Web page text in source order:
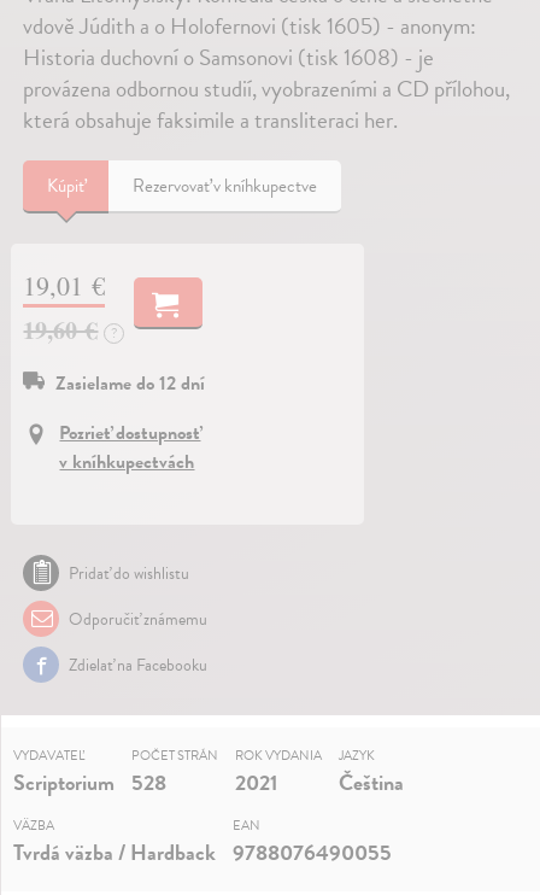
vdově Júdith a o Holofernovi (tisk 1605) - anonym:
Historia duchovní o Samsonovi (tisk 1608) - je
provázena odbornou studií, vyobrazeními a CD přílohou,
která obsahuje faksimile a transliteraci her.
Kúpiť Rezervovať v kníhkupectve
19,01 €
19,60 €
?
Zasielame do 12 dní
Pozrieť dostupnosť
v kníhkupectvách
Pridať do wishlistu
Odporučiť známemu
Zdielať na Facebooku
VYDAVATEĽ
Scriptorium
POČET STRÁN
528
ROK VYDANIA
2021
JAZYK
Čeština
VÄZBA
Tvrdá väzba / Hardback
EAN
9788076490055